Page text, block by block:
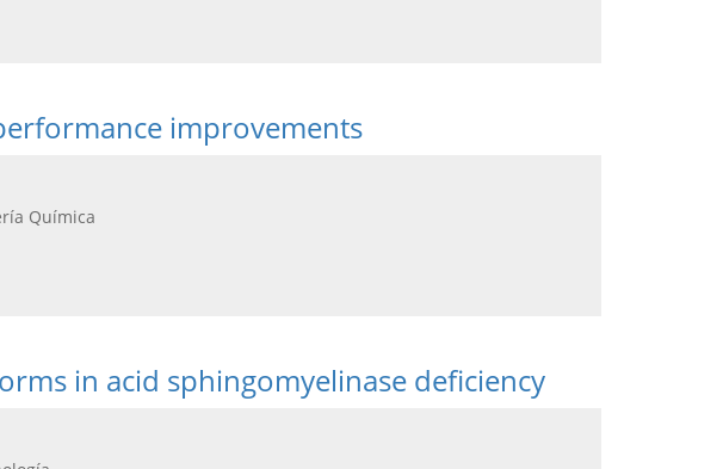
improvements
Química
in acid sphingomyelinase deficiency